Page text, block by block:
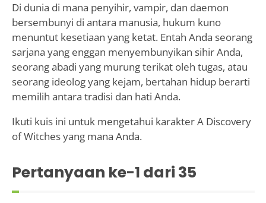
Di dunia di mana penyihir, vampir, dan daemon
bersembunyi di antara manusia, hukum kuno
menuntut kesetiaan yang ketat. Entah Anda seorang
sarjana yang enggan menyembunyikan sihir Anda,
seorang abadi yang murung terikat oleh tugas, atau
seorang ideolog yang kejam, bertahan hidup berarti
memilih antara tradisi dan hati Anda.
Ikuti kuis ini untuk mengetahui karakter A Discovery
of Witches yang mana Anda.
Pertanyaan ke-1 dari 35